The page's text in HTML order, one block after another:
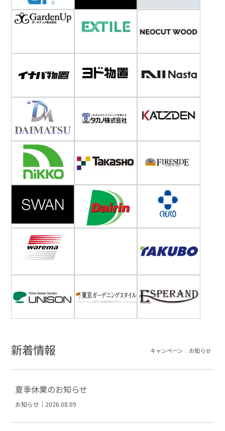
新着情報 キャンペーン お知らせ
夏季休業のお知らせ
お知らせ｜2026.08.09